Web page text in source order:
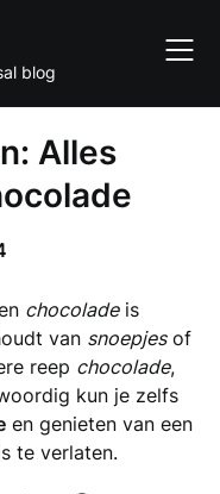
blog
Alles
chocoladeis
van snoepjesof
reep chocolade,
kun je zelfs
en genieten van een
te verlaten.